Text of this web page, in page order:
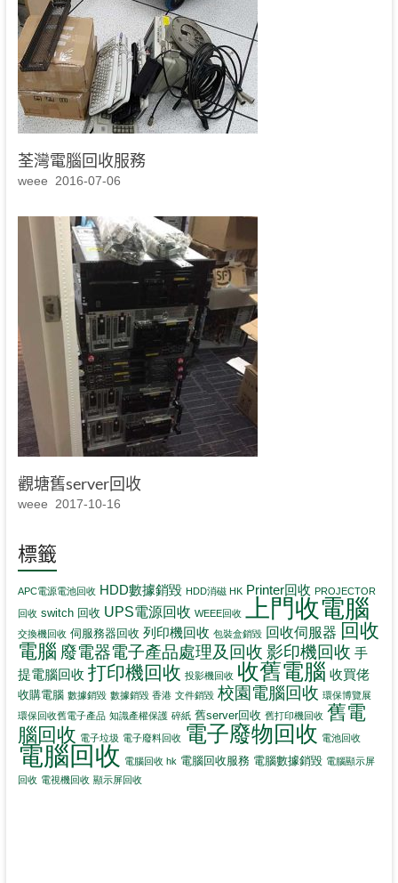
荃灣電腦回收服務
weee 2016-07-06
觀塘舊server回收
weee 2017-10-16
標籤
APC電源電池回收 HDD數據銷毀 HDD消磁 HK Printer回收 PROJECTOR
回收 switch 回收 UPS電源回收 WEEE回收 上門收電腦
交換機回收 伺服務器回收 列印機回收 包裝盒銷毀 回收伺服器 回收
電腦 廢電器電子產品處理及回收 影印機回收 手
提電腦回收 打印機回收 投影機回收 收舊電腦 收買佬
收購電腦 數據銷毀 數據銷毀 香港 文件銷毀 校園電腦回收 環保博覽展
環保回收舊電子產品 知識產權保護 碎紙 舊server回收 舊打印機回收 舊電
腦回收 電子垃圾 電子廢料回收 電子廢物回收 電池回收
電腦回收 電腦回收 hk 電腦回收服務 電腦數據銷毀 電腦顯示屏
回收 電視機回收 顯示屏回收